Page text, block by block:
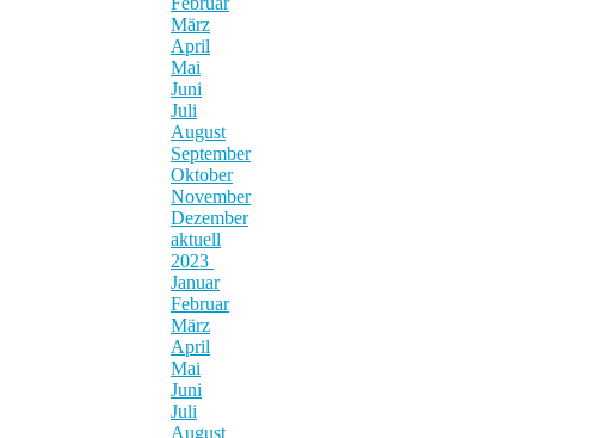
März
April
Mai
Juni
Juli
August
September
Oktober
November
Dezember
aktuell
2023
Januar
Februar
März
April
Mai
Juni
Juli
August